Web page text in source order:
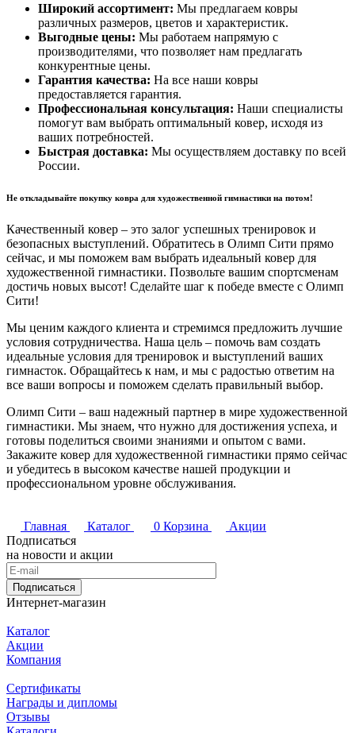
Широкий ассортимент: Мы предлагаем ковры
различных размеров, цветов и характеристик.
Выгодные цены: Мы работаем напрямую с
производителями, что позволяет нам предлагать
конкурентные цены.
Гарантия качества: На все наши ковры
предоставляется гарантия.
Профессиональная консультация: Наши специалисты
помогут вам выбрать оптимальный ковер, исходя из
ваших потребностей.
Быстрая доставка: Мы осуществляем доставку по всей
России.
Не откладывайте покупку ковра для художественной гимнастики на потом!
Качественный ковер – это залог успешных тренировок и
безопасных выступлений. Обратитесь в Олимп Сити прямо
сейчас, и мы поможем вам выбрать идеальный ковер для
художественной гимнастики. Позвольте вашим спортсменам
достичь новых высот! Сделайте шаг к победе вместе с Олимп
Сити!
Мы ценим каждого клиента и стремимся предложить лучшие
условия сотрудничества. Наша цель – помочь вам создать
идеальные условия для тренировок и выступлений ваших
гимнасток. Обращайтесь к нам, и мы с радостью ответим на
все ваши вопросы и поможем сделать правильный выбор.
Олимп Сити – ваш надежный партнер в мире художественной
гимнастики. Мы знаем, что нужно для достижения успеха, и
готовы поделиться своими знаниями и опытом с вами.
Закажите ковер для художественной гимнастики прямо сейчас
и убедитесь в высоком качестве нашей продукции и
профессиональном уровне обслуживания.
Главная Каталог 0 Корзина
Акции
Подписаться
на новости и акции
Подписаться
Интернет-магазин
Каталог
Акции
Компания
Сертификаты
Награды и дипломы
Отзывы